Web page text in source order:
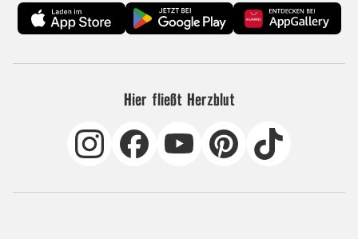
Hier fließt Herzblut